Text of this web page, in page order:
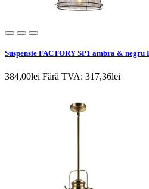
Suspensie FACTORY SP1 ambra &
384,00lei Fără TVA: 317,36lei